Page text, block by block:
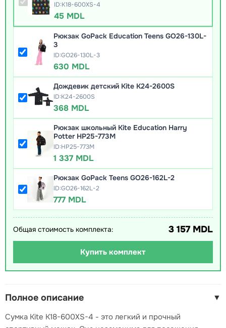
ID:K18-600XS-4
45 MDL
Рюкзак GoPack Education Teens GO26-130L-
3
ID:GO26-130L-3
630 MDL
Дождевик детский Kite K24-2600S
ID:K24-2600S
368 MDL
Рюкзак школьный Kite Education Harry
Potter HP25-773M
ID:HP25-773M
1 337 MDL
Рюкзак GoPack Teens GO26-162L-2
ID:GO26-162L-2
777 MDL
Общая стоимость комплекта: 3 157 MDL
Купить комплект
Полное описание ▼
Сумка Kite K18-600XS-4 - это легкий и прочный